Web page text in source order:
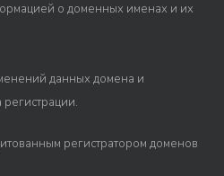
о доменных именах и их
данных домена и
регистратором доменов